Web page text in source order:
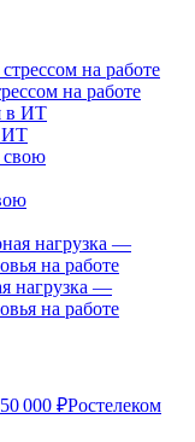
на работе
ИТ
нагрузка —
на работе
50 000 ₽Ростелеком